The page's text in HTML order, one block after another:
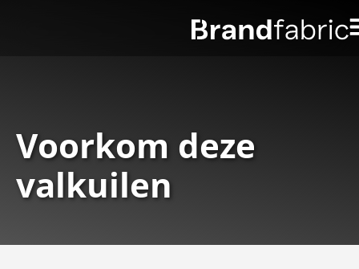
Voorkom deze
valkuilen